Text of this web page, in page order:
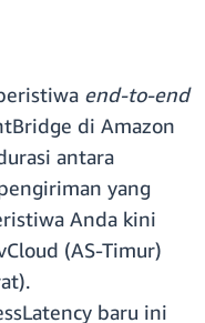
end-to-end
di Amazon
antara
yang
Anda kini
(AS-Timur)
baru ini